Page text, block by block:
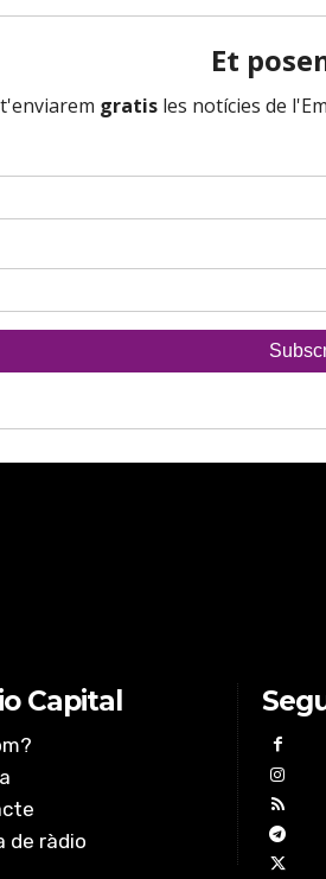
Capital
de ràdio